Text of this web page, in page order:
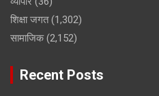
शिक्षा जगत(1,302)
सामाजिक(2,152)
Recent Posts